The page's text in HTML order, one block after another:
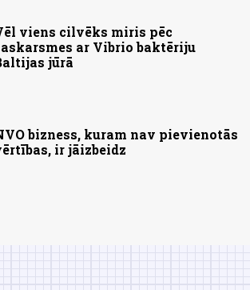
viens cilvēks miris pēc
ar Vibrio baktēriju
jūrā
bizness, kuram nav pievienotās
ir jāizbeidz